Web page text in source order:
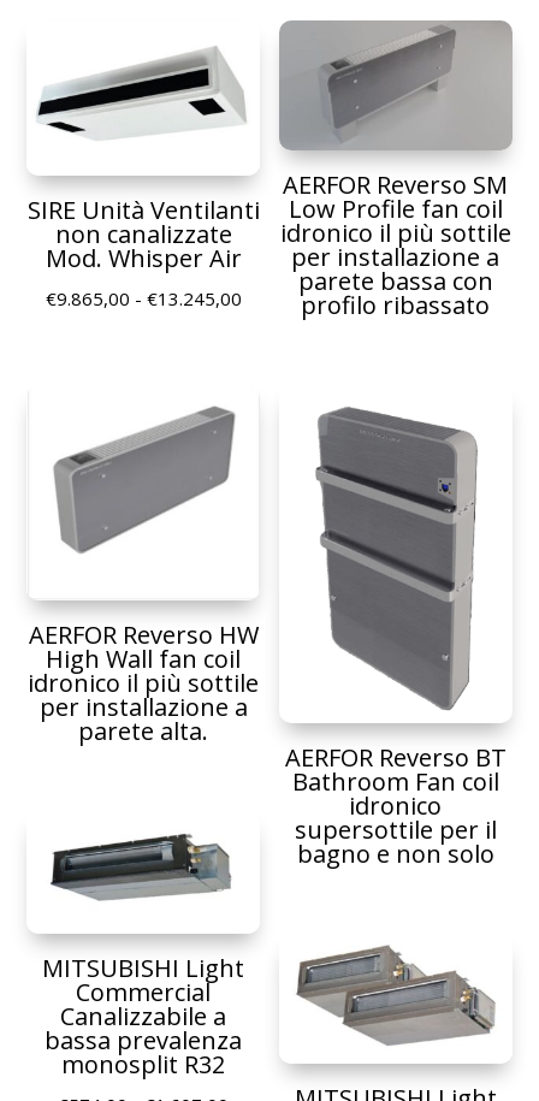
SIRE Unità Ventilanti
non canalizzate
Mod. Whisper Air
€9.865,00 - €13.245,00Fascia
€9.865,00
€13.245,00
AERFOR Reverso SM
Low Profile fan coil
idronico il più sottile
per installazione a
parete bassa con
profilo ribassato
AERFOR Reverso HW
High Wall fan coil
idronico il più sottile
per installazione a
parete alta.
AERFOR Reverso BT
Bathroom Fan coil
idronico
supersottile per il
bagno e non solo
MITSUBISHI Light
Commercial
Canalizzabile a
bassa prevalenza
monosplit R32